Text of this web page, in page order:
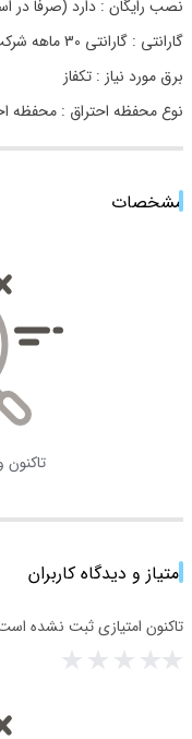
نصب رایگان : دارد (صرفاً در
گارانتی : گارانتی 30 ماهه شرکت ایمرگاز پاد
برق مورد نیاز : تکفاز
نوع محفظه احتراق : محفظه
مشخصات
امتیاز و دیدگاه کاربران
تاکنون امتیازی ثبت نشده